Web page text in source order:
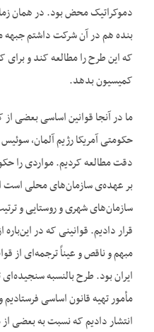
دموکراتیک محض بود. در همان
بنده هم در آن شرکت داشتم
که این طرح را مطالعه کند و
کمیسیون بدهد.
ما در آنجا قوانین اساسی بعضی
حکومتی آمریکا رژیم آلمان،
دقت مطالعه کردیم. مواردی را
بر عهده‌‌ی سازمان‌‌های محلی است از
سازمان‌‌های شهری و روستایی و
قرار دادیم. قوانینی که در
مبهم و ناقص و عیناً ترجمه‌‌ای از
ایران بود. طرح بالنسبه
مأمور تهیه قانون اساسی
انتشار دادیم که نسبت به بعضی